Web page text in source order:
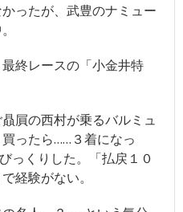
ー
ったが、武豊のナミュー
終レースの「小金井特
屓の西村が乗るバルミュ
ったら……３着になっ
っくりした。「払戻１０
経験がない。